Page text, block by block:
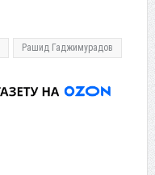
Рашид Гаджимурадов